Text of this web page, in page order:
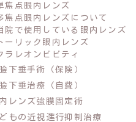
焦点眼内レンズ
焦点眼内レンズについて
院で使用している眼内レンズ
トーリック眼内レンズ
ラレオンビビティ
下垂手術（保険）
下垂治療（自費）
レンズ強膜固定術
もの近視進行抑制治療